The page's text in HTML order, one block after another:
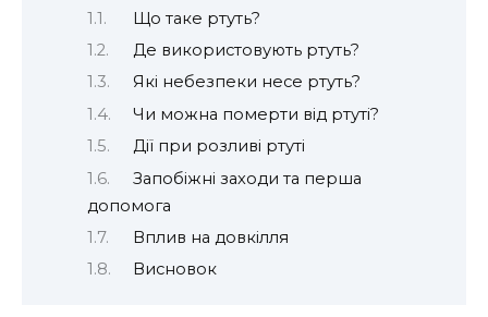
Що таке ртуть?
Де використовують ртуть?
Які небезпеки несе ртуть?
Чи можна померти від ртуті?
Дії при розливі ртуті
Запобіжні заходи та перша
допомога
Вплив на довкілля
Висновок